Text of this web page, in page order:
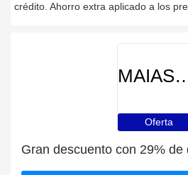
crédito. Ahorro extra aplicado a los
Oferta